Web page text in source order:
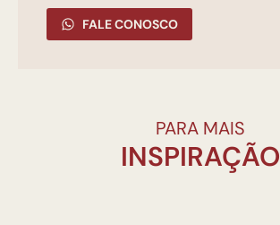
FALE CONOSCO
PARA MAIS
INSPIRAÇÃO